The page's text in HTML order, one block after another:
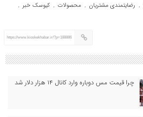
, رضایتمندی مشتریان , محصولات , کیوسک خبر ,
https://www.kioskekhabar.ir/?p=188886
چرا قیمت مس دوباره وارد کانال ۱۴ هزار دلار شد